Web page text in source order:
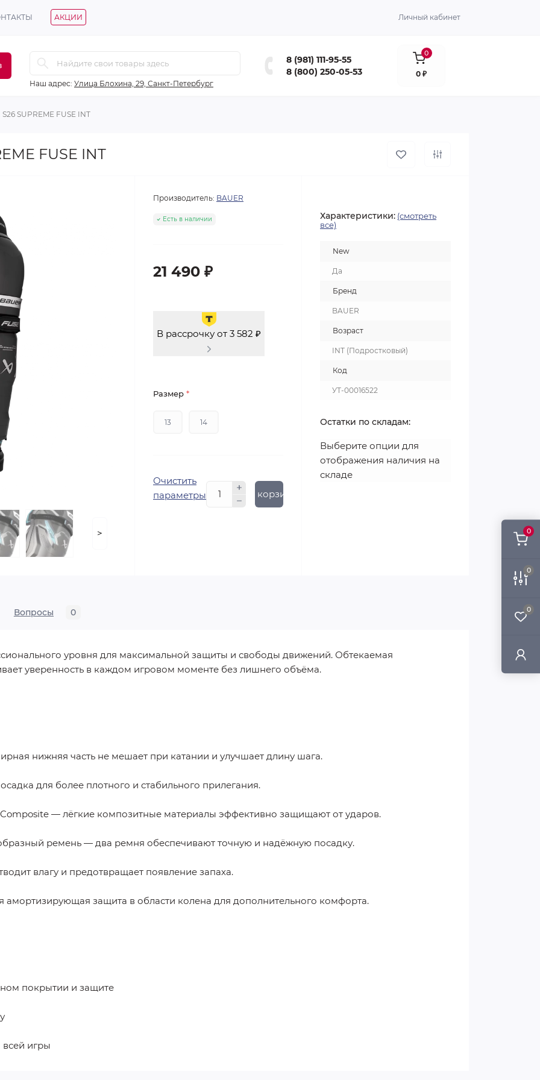
0
0
0
АКЦИИ Личный кабинет
Наш адрес: Улица Блохина, 29, Санкт-Петербург
8 (981) 111-95-55
8 (800) 250-05-53
0
0 ₽
SUPREME FUSE INT
FUSE INT
>
Производитель: BAUER
Есть в наличии
21 490 ₽
В рассрочку от 3 582 ₽
Размер *
13 14
Очистить
параметры
В корзину
Характеристики: (смотреть
все)
New
Да
Бренд
BAUER
Возраст
INT (Подростковый)
Код
УТ-00016522
Остатки по складам:
Выберите опции для
отображения наличия на
складе
Вопросы 0
уровня для максимальной защиты и свободы движений. Обтекаемая
уверенность в каждом игровом моменте без лишнего объёма.
нижняя часть не мешает при катании и улучшает длину шага.
для более плотного и стабильного прилегания.
— лёгкие композитные материалы эффективно защищают от ударов.
ремень — два ремня обеспечивают точную и надёжную посадку.
влагу и предотвращает появление запаха.
амортизирующая защита в области колена для дополнительного комфорта.
покрытии и защите
игры